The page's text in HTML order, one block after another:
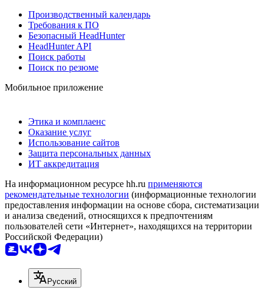
Производственный календарь
Требования к ПО
Безопасный HeadHunter
HeadHunter API
Поиск работы
Поиск по резюме
Мобильное приложение
Этика и комплаенс
Оказание услуг
Использование сайтов
Защита персональных данных
ИТ аккредитация
На информационном ресурсе hh.ru применяются
рекомендательные технологии (информационные технологии
предоставления информации на основе сбора, систематизации
и анализа сведений, относящихся к предпочтениям
пользователей сети «Интернет», находящихся на территории
Российской Федерации)
Русский